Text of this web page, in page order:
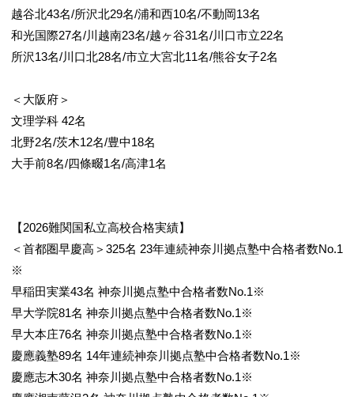
越谷北43名/所沢北29名/浦和西10名/不動岡13名
和光国際27名/川越南23名/越ヶ谷31名/川口市立22名
所沢13名/川口北28名/市立大宮北11名/熊谷女子2名
＜大阪府＞
文理学科 42名
北野2名/茨木12名/豊中18名
大手前8名/四條畷1名/高津1名
【2026難関国私立高校合格実績】
＜首都圏早慶高＞325名 23年連続神奈川拠点塾中合格者数No.1
※
早稲田実業43名 神奈川拠点塾中合格者数No.1※
早大学院81名 神奈川拠点塾中合格者数No.1※
早大本庄76名 神奈川拠点塾中合格者数No.1※
慶應義塾89名 14年連続神奈川拠点塾中合格者数No.1※
慶應志木30名 神奈川拠点塾中合格者数No.1※